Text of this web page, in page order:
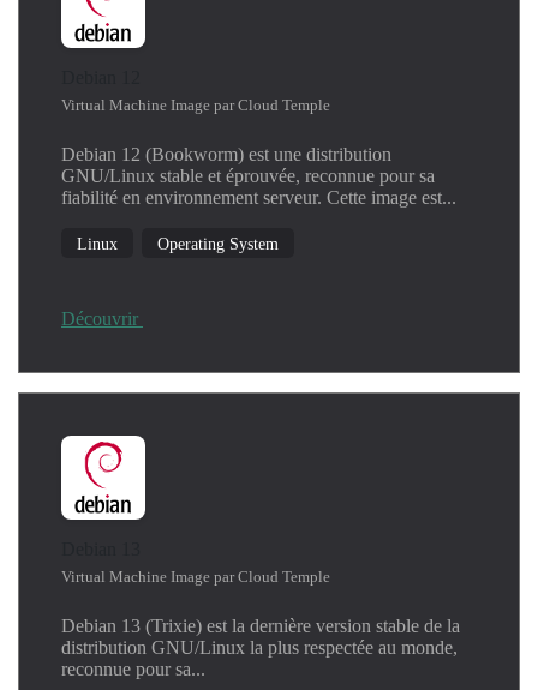
Virtual Machine Image par Cloud Temple
Debian 12 (Bookworm) est une distribution
GNU/Linux stable et éprouvée, reconnue pour sa
fiabilité en environnement serveur. Cette image est...
Linux Operating System
Découvrir
Virtual Machine Image par Cloud Temple
Debian 13 (Trixie) est la dernière version stable de la
distribution GNU/Linux la plus respectée au monde,
reconnue pour sa...